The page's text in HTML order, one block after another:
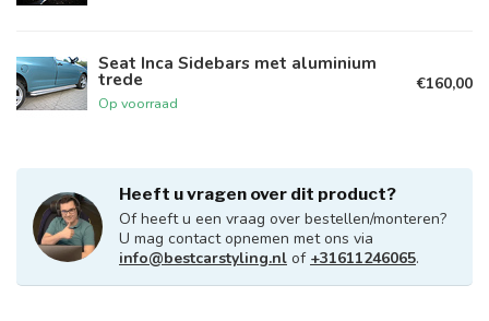
Seat Inca Sidebars met aluminium
trede
Op voorraad
€160,00
Heeft u vragen over dit product?
Of heeft u een vraag over bestellen/monteren?
U mag contact opnemen met ons via
info@bestcarstyling.nl of +31611246065.